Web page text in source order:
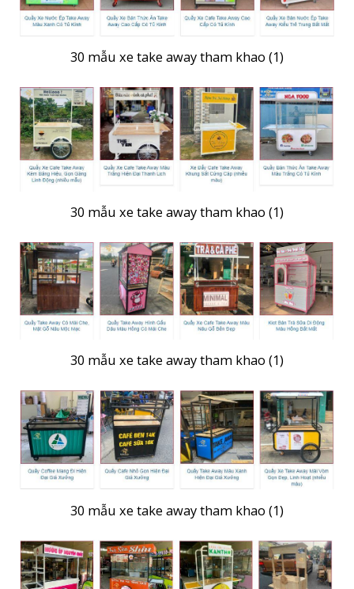
30 mẫu xe take away tham khao (1)
30 mẫu xe take away tham khao (1)
30 mẫu xe take away tham khao (1)
30 mẫu xe take away tham khao (1)